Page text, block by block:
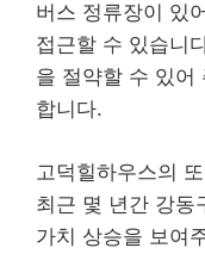
버스 정류장이 있
접근할 수 있습니
을 절약할 수 있어
합니다.
고덕힐하우스의
최근 몇 년간 강동
가치 상승을 보여